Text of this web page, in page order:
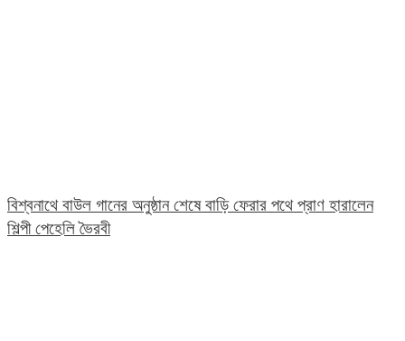
বিশ্বনাথে বাউল গানের অনুষ্ঠান শেষে বাড়ি ফেরার পথে প্রাণ হারালেন
শিল্পী পেহেলি ভৈরবী